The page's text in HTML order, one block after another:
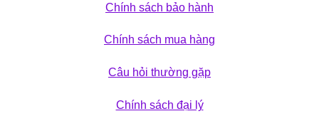
Chính sách bảo hành
Chính sách mua hàng
Câu hỏi thường gặp
Chính sách đại lý